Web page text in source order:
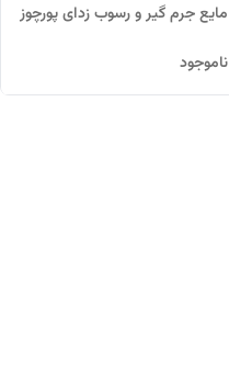
مایع جرم گیر و رسوب زدای پورچوز
ناموجود